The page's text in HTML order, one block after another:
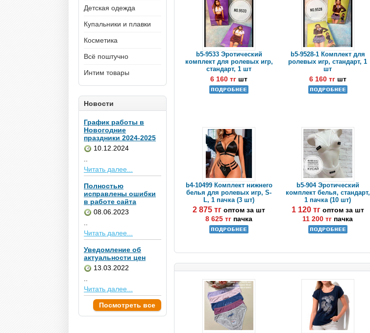
Детская одежда
Купальники и плавки
Косметика
Всё поштучно
Интим товары
b5-9533 Эротический
комплект для ролевых игр,
стандарт, 1 шт
6 160 тг шт
b5-9528-1 Комплект для
ролевых игр, стандарт, 1
шт
6 160 тг шт
b4-10499 Комплект нижнего
белья для ролевых игр, S-
L, 1 пачка (3 шт)
2 875 тгоптом за шт
8 625 тг пачка
b5-904 Эротический
комплект белья, стандарт,
1 пачка (10 шт)
1 120 тг оптом за шт
11 200 тг пачка
Новости
График работы в
Новогодние
праздники 2024-2025
10.12.2024
..
Читать далее...
Полностью
исправлены ошибки
в работе сайта
08.06.2023
..
Читать далее...
Уведомление об
актуальности цен
13.03.2022
..
Читать далее...
Посмотреть все